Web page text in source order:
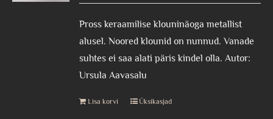
Pross keraamilise klouninäoga metallist
alusel. Noored klounid on nunnud. Vanade
suhtes ei saa alati päris kindel olla. Autor:
Ursula Aavasalu
Lisa korvi Üksikasjad